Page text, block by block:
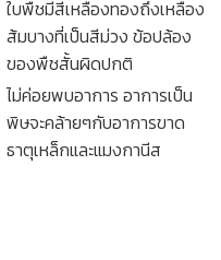
ใบพืชมีสีเหลืองทองถึงเหลือง
ส้มบางที่เป็นสีม่วง ข้อปล้อง
ของพืชสั้นผิดปกติ
ไม่ค่อยพบอาการ อาการเป็น
พิษจะคล้ายๆกับอาการขาด
ธาตุเหล็กและแมงกานีส